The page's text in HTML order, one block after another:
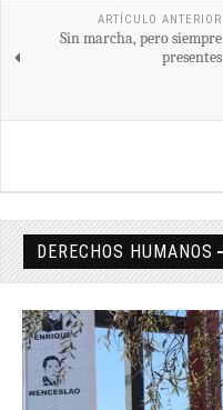
ARTÍCULO ANTERIOR
Sin marcha, pero siempre
presentes
DERECHOS HUMANOS